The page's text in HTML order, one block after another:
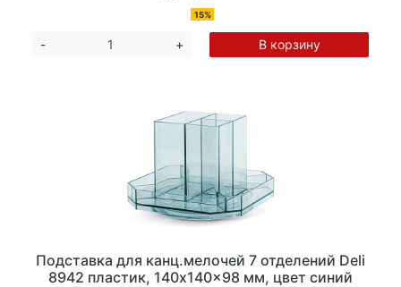
15%
- + В корзину
Подставка для канц.мелочей 7 отделений Deli
8942 пластик, 140x140x98 мм, цвет синий